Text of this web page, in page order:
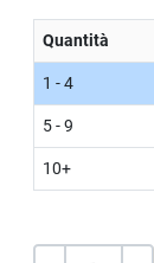
Quantità
1 - 4
5 - 9
10+